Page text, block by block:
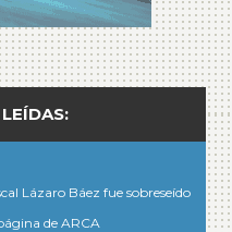
Lázaro Báez fue sobreseído
de ARCA